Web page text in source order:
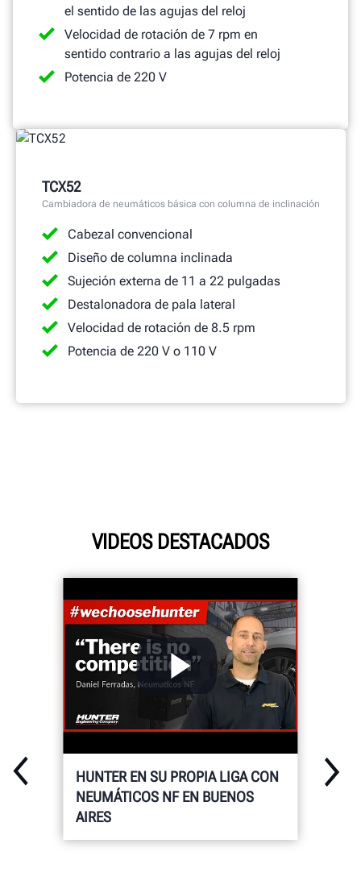
el sentido de las agujas del reloj
Velocidad de rotación de 7 rpm en
sentido contrario a las agujas del reloj
Potencia de 220 V
TCX52
Cambiadora de neumáticos básica con columna de inclinación
Cabezal convencional
Diseño de columna inclinada
Sujeción externa de 11 a 22 pulgadas
Destalonadora de pala lateral
Velocidad de rotación de 8.5 rpm
Potencia de 220 V o 110 V
VIDEOS DESTACADOS
HUNTER EN SU PROPIA LIGA CON
NEUMÁTICOS NF EN BUENOS
AIRES